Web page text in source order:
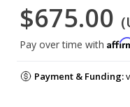
$675.00
Pay over time with
Payment & Funding: